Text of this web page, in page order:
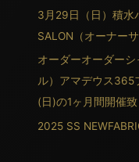
3月29日（日）積水
SALON（オーナーサ
オーダーオーダー
ル）アマデウス
(日)の1ヶ月間開催致
2025 SS